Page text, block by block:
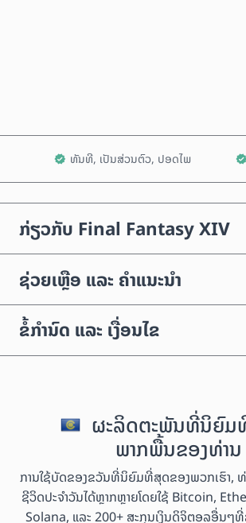
ທັນທີ, ເປັນສ່ວນຕົວ, ປອດໄພ
ກ່ຽວກັບ Final Fantasy XIV
ຊ່ວຍເຫຼືອ ແລະ ຄຳແນະນຳ
ຂໍ້ກຳນົດ ແລະ ເງື່ອນໄຂ
ຜະລິດຕະພັນທີ່ນິຍົມ
ພາກພື້ນຂອງທ່ານ
ການໃຊ້ບັດຂອງຂວັນທີ່ນິຍົມທີ່ສຸດຂອງພວກເຮົາ, ທ່
ຊີວິດປະຈຳວັນໄດ້ຫຼາກຫຼາຍໂດຍໃຊ້ Bitcoin,
Solana, ແລະ 200+ ສະກຸນເງິນດິຈິຕອລອື່ນໆທີ່